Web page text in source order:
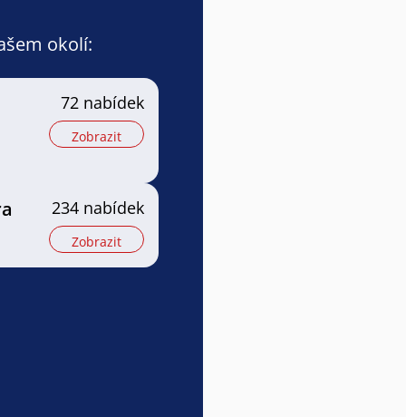
okolí:
72 nabídek
Zobrazit
234 nabídek
Zobrazit